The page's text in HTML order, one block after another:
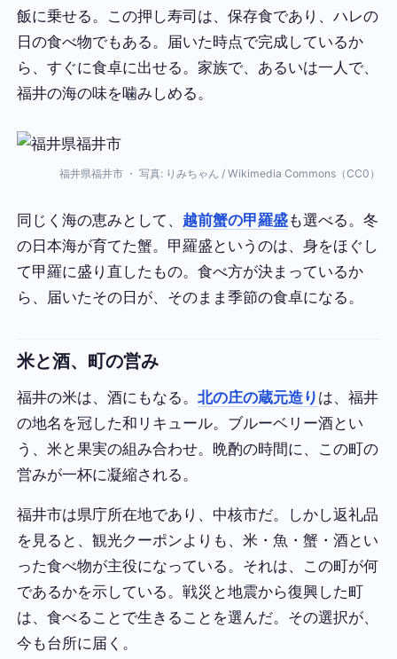
飯に乗せる。この押し寿司は、保存食であり、ハレの
日の食べ物でもある。届いた時点で完成しているか
ら、すぐに食卓に出せる。家族で、あるいは一人で、
福井の海の味を噛みしめる。
福井県福井市 ・ 写真: りみちゃん / Wikimedia Commons（CC0）
同じく海の恵みとして、 越前蟹の甲羅盛も選べる。冬
の日本海が育てた蟹。甲羅盛というのは、身をほぐし
て甲羅に盛り直したもの。食べ方が決まっているか
ら、届いたその日が、そのまま季節の食卓になる。
米と酒、町の営み
福井の米は、酒にもなる。北の庄の蔵元造り は、福井
の地名を冠した和リキュール。ブルーベリー酒とい
う、米と果実の組み合わせ。晩酌の時間に、この町の
営みが一杯に凝縮される。
福井市は県庁所在地であり、中核市だ。しかし返礼品
を見ると、観光クーポンよりも、米・魚・蟹・酒とい
った食べ物が主役になっている。それは、この町が何
であるかを示している。戦災と地震から復興した町
は、食べることで生きることを選んだ。その選択が、
今も台所に届く。